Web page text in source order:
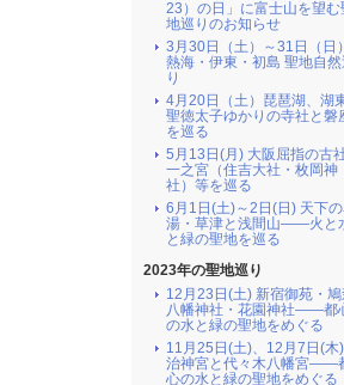
23）の日」に富士山を望む
地巡りのお知らせ
3月30日（土）～31日（日）
熱海・伊東・初島 聖地自然
り
4月20日（土）琵琶湖、湖
聖徳太子ゆかりの寺社と磐
を巡る
5月13日(月) 大阪屈指の古
一之宮（住吉大社・枚岡神
社）等を巡る
6月1日(土)～2日(日) 天下の
湯・草津と浅間山――火と
と緑の聖地を巡る
2023年の聖地巡り
12月23日(土) 新宿御苑・鳩
八幡神社・花園神社――都
の水と緑の聖地をめぐる
11月25日(土)、12月7日(木)
治神宮と代々木八幡宮――
心の水と緑の聖地をめぐる